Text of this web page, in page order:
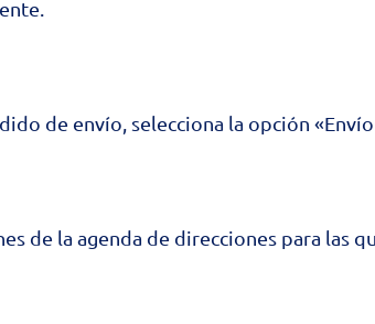
de envío, selecciona la opción «Envío
de la agenda de direcciones para las